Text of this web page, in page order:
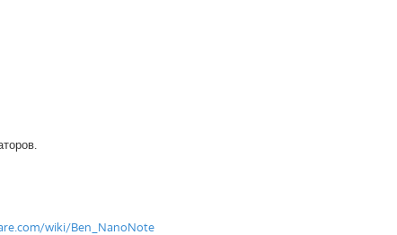
wiki/Ben_NanoNote